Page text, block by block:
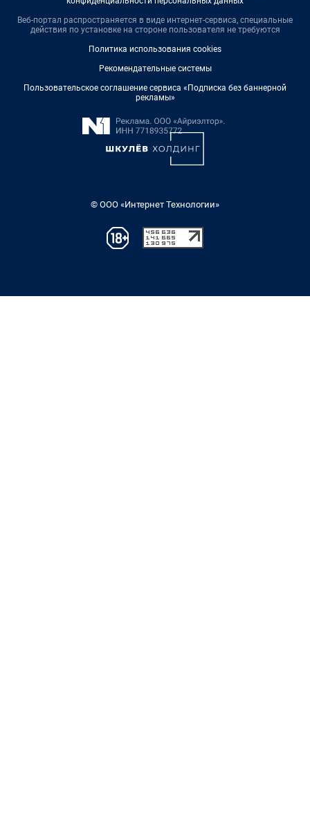
Веб-портал распространяется в виде интернет-сервиса, специальные
действия по установке на стороне пользователя не требуются
Политика использования cookies
Рекомендательные системы
Пользовательское соглашение сервиса «Подписка без баннерной
рекламы»
© ООО «Интернет Технологии»